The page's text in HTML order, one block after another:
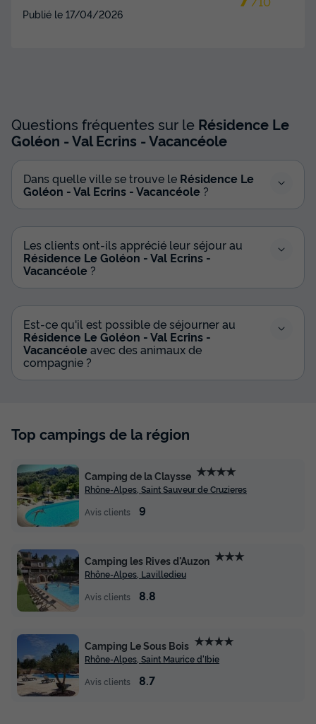
Publié le 17/04/2026
Questions fréquentes sur le Résidence Le
Goléon - Val Ecrins - Vacancéole
Dans quelle ville se trouve le Résidence Le
Goléon - Val Ecrins - Vacancéole ?
Les clients ont-ils apprécié leur séjour au
Résidence Le Goléon - Val Ecrins -
Vacancéole ?
Est-ce qu'il est possible de séjourner au
Résidence Le Goléon - Val Ecrins -
Vacancéole avec des animaux de
compagnie ?
Top campings de la région
Camping de la Claysse ★★★★
Rhône-Alpes, Saint Sauveur de Cruzieres
Avis clients
9
Camping les Rives d'Auzon ★★★
Rhône-Alpes, Lavilledieu
Avis clients
8.8
Camping Le Sous Bois ★★★★
Rhône-Alpes, Saint Maurice d'Ibie
Avis clients
8.7